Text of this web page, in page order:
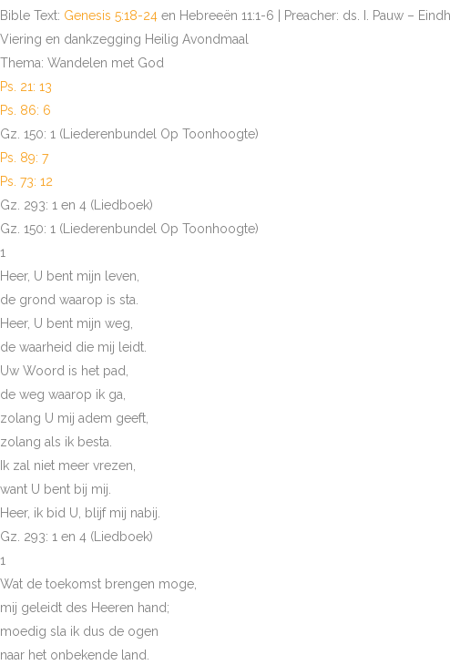
Bible Text: Genesis 5:18-24 en Hebreeën 11:1-6 | Preacher: ds. I. Pauw –
Viering en dankzegging Heilig Avondmaal
Thema: Wandelen met God
Ps. 21: 13
Ps. 86: 6
Gz. 150: 1 (Liederenbundel Op Toonhoogte)
Ps. 89: 7
Ps. 73: 12
Gz. 293: 1 en 4 (Liedboek)
Gz. 150: 1 (Liederenbundel Op Toonhoogte)
1
Heer, U bent mijn leven,
de grond waarop is sta.
Heer, U bent mijn weg,
de waarheid die mij leidt.
Uw Woord is het pad,
de weg waarop ik ga,
zolang U mij adem geeft,
zolang als ik besta.
Ik zal niet meer vrezen,
want U bent bij mij.
Heer, ik bid U, blijf mij nabij.
Gz. 293: 1 en 4 (Liedboek)
1
Wat de toekomst brengen moge,
mij geleidt des Heeren hand;
moedig sla ik dus de ogen
naar het onbekende land.